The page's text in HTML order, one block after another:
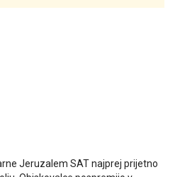
Jeruzalem SAT najprej prijetno